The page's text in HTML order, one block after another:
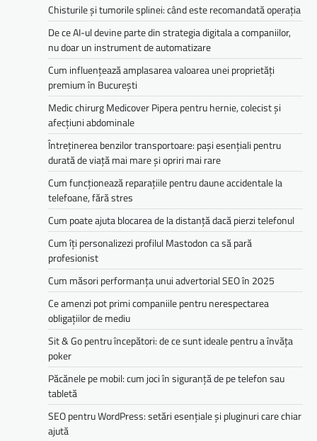
Chisturile și tumorile splinei: când este recomandată operația
De ce AI-ul devine parte din strategia digitala a companiilor,
nu doar un instrument de automatizare
Cum influențează amplasarea valoarea unei proprietăți
premium în București
Medic chirurg Medicover Pipera pentru hernie, colecist și
afecțiuni abdominale
Întreținerea benzilor transportoare: pași esențiali pentru
durată de viață mai mare și opriri mai rare
Cum funcționează reparațiile pentru daune accidentale la
telefoane, fără stres
Cum poate ajuta blocarea de la distanță dacă pierzi telefonul
Cum îți personalizezi profilul Mastodon ca să pară
profesionist
Cum măsori performanța unui advertorial SEO în 2025
Ce amenzi pot primi companiile pentru nerespectarea
obligațiilor de mediu­­
Sit & Go pentru începători: de ce sunt ideale pentru a învăța
poker
Păcănele pe mobil: cum joci în siguranță de pe telefon sau
tabletă
SEO pentru WordPress: setări esențiale și pluginuri care chiar
ajută